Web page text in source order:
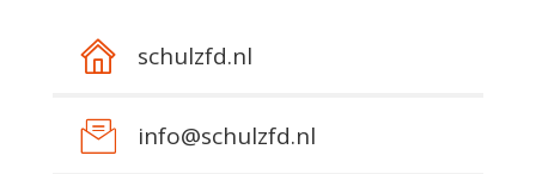
schulzfd.nl
info@schulzfd.nl